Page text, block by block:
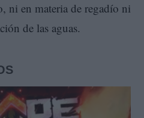
ni en materia de regadío ni
de las aguas.